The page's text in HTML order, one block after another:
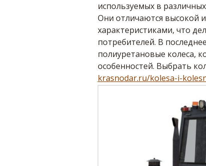
используемых в
Они отличаются высокой
характеристиками, что
потребителей. В
полиуретановые колеса,
особенностей. Выбрать
krasnodar.ru/kolesa-i-